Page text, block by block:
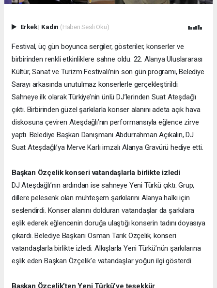
Erkek| Kadın (Haberi Sesli Oku)
Festival, üç gün boyunca sergiler, gösteriler, konserler ve
birbirinden renkli etkinliklere sahne oldu. 22. Alanya Uluslararası
Kültür, Sanat ve Turizm Festivali’nin son gün programı, Belediye
Sarayı arkasında unutulmaz konserlerle gerçekleştirildi.
Sahneye ilk olarak Türkiye’nin ünlü DJ’lerinden Suat Ateşdağlı
çıktı. Birbirinden güzel şarkılarla konser alanını adeta açık hava
diskosuna çeviren Ateşdağlı’nın performansıyla eğlence zirve
yaptı. Belediye Başkan Danışmanı Abdurrahman Açıkalın, DJ
Suat Ateşdağlı’ya Merve Karlı imzalı Alanya Gravürü hediye etti.
Başkan Özçelik konseri vatandaşlarla birlikte izledi
DJ Ateşdağlı’nın ardından ise sahneye Yeni Türkü çıktı. Grup,
dillere pelesenk olan muhteşem şarkılarını Alanya halkı için
seslendirdi. Konser alanını dolduran vatandaşlar da şarkılara
eşlik ederek eğlencenin doruğa ulaştığı konserin tadını doyasıya
çıkardı. Belediye Başkanı Osman Tarık Özçelik, konseri
vatandaşlarla birlikte izledi. Alkışlarla Yeni Türkü’nün şarkılarına
eşlik eden Başkan Özçelik’e vatandaşlar yoğun ilgi gösterdi.
Başkan Özçelik’ten Yeni Türkü’ye teşekkür